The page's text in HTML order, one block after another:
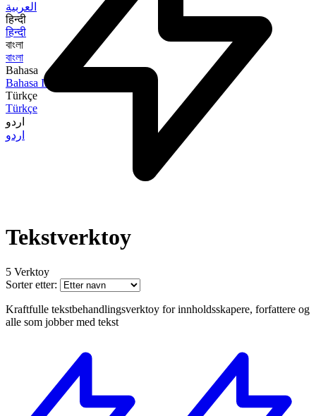
العربية
हिन्दी
हिन्दी
বাংলা
বাংলা
Bahasa
Bahasa Indonesia
Türkçe
Türkçe
اردو
اردو
Tekstverktoy
5 Verktoy
Sorter etter:
Kraftfulle tekstbehandlingsverktoy for innholdsskapere, forfattere og
alle som jobber med tekst